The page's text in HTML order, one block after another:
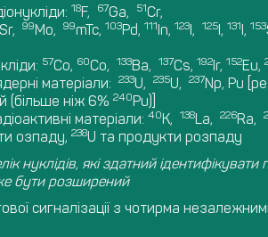
18F, 67Ga, 51Cr,
Sr, 99Mo, 99mTc, 103Pd, 111In, 123I, 125I, 131I, 153
57Co, 60Co, 133Ba, 137Cs, 192Ir, 152Eu,
матеріали: 233U, 235U, 237Np, Pu
(більше ніж 6% 240Pu)]
матеріали: 40K, 138La, 226Ra,
озпаду, 238U та продукти розпаду
нуклідів, які здатний
бути розширений
сигналізації з чотирма